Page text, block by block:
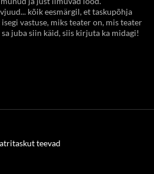
kõik eesmärgil, et taskupõhja
vastuse, miks teater on, mis teater
sa juba siin käid, siis kirjuta ka midagi!
teevad